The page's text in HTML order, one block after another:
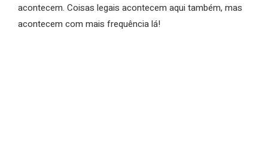
acontecem. Coisas legais acontecem aqui também, mas
acontecem com mais frequência lá!